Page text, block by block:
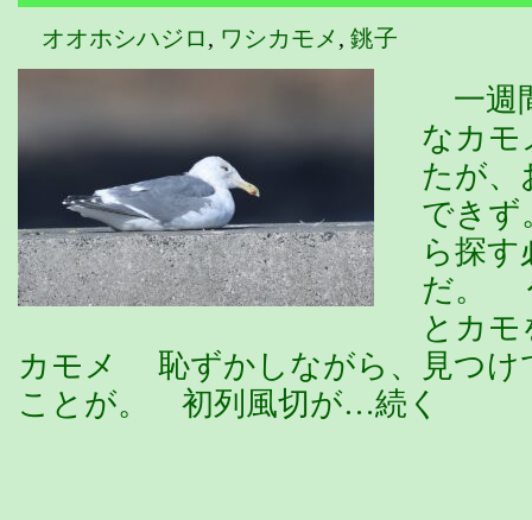
オオホシハジロ, ワシカモメ , 銚子
一週
なカモ
たが、
でき
ら探
だ。
とカ
カモメ 恥ずかしながら、見つけ
ことが。 初列風切が…続く